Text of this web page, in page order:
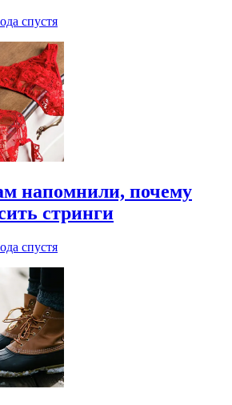
спустя
напомнили, почему
стринги
спустя